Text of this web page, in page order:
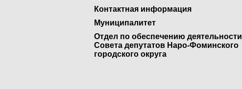
Контактная информация
Муниципалитет
Отдел по обеспечению деятельности
Совета депутатов Наро-Фоминского
городского округа